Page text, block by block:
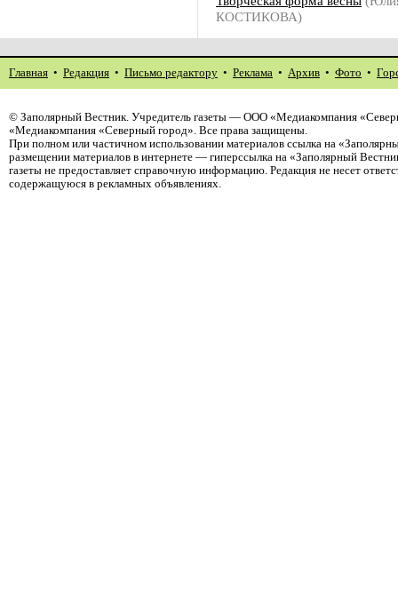
КОСТИКОВА)
Главная • Редакция • Письмо редактору • Реклама • Архив • Фото •
© Заполярный Вестник. Учредитель газеты — ООО «Медиакомпания
«Медиакомпания «Северный город». Все права защищены.
При полном или частичном использовании материалов ссылка на
размещении материалов в интернете — гиперссылка на «Заполярный
газеты не предоставляет справочную информацию. Редакция не несет
содержащуюся в рекламных объявлениях.